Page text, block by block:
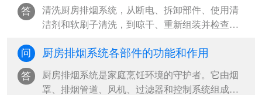
答
清洗厨房排烟系统，从断电、拆卸部件、使用清
洁剂和软刷子清洗，到晾干、重新组装并检查运
问 厨房排烟系统各部件的功能和作用
答
厨房排烟系统是家庭烹饪环境的守护者。它由烟
罩、排烟管道、风机、过滤器和控制系统组成，